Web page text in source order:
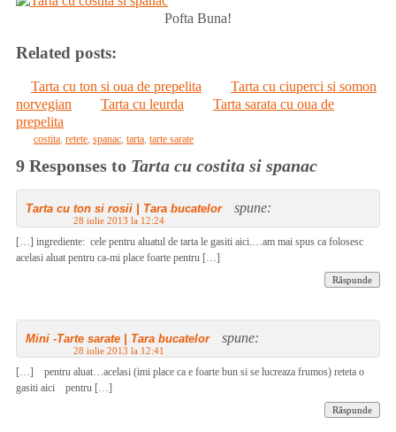
Pofta Buna!
Related posts:
Tarta cu ton si oua de prepelita
Tarta cu ciuperci si somon
norvegian
Tarta cu leurda
Tarta sarata cu oua de
prepelita
costita, retete, spanac, tarta, tarte sarate
9 Responses to Tarta cu costita si spanac
Tarta cu ton si rosii | Tara bucatelor spune:
28 iulie 2013 la 12:24
[…] ingrediente: cele pentru aluatul de tarta le gasiti aici.…am mai spus ca folosesc
acelasi aluat pentru ca-mi place foarte pentru […]
Răspunde
Mini -Tarte sarate | Tara bucatelor spune:
28 iulie 2013 la 12:41
[…] pentru aluat…acelasi (imi place ca e foarte bun si se lucreaza frumos) reteta o
gasiti aici pentru […]
Răspunde